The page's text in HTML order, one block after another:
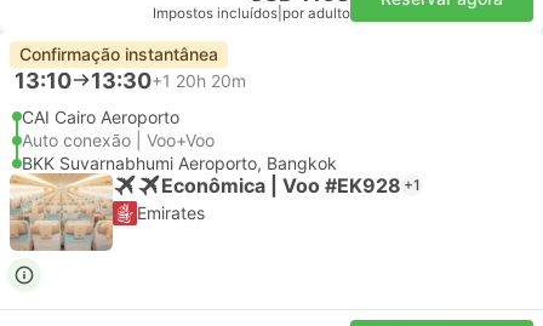
Impostos incluídos por adulto
Confirmação instantânea
13:10 13:30+1 20h 20m
CAI Cairo Aeroporto
Auto conexão | Voo+Voo
BKK Suvarnabhumi Aeroporto, Bangkok
Econômica | Voo #EK928 +1
Emirates